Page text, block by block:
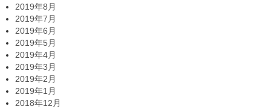
2019年8月
2019年7月
2019年6月
2019年5月
2019年4月
2019年3月
2019年2月
2019年1月
2018年12月